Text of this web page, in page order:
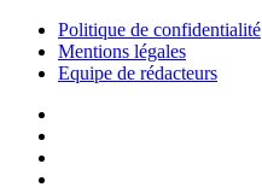
Politique de confidentialité
Mentions légales
Equipe de rédacteurs